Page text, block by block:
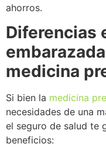
ahorros.
Diferencias
medicina
Si bien la medicina
necesidades de una
el seguro de salud te
beneficios: